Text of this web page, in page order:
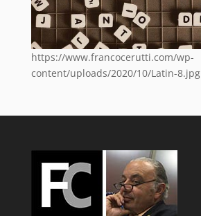
https://www.francocerutti.com/wp-
content/uploads/2020/10/Latin-8.jpg